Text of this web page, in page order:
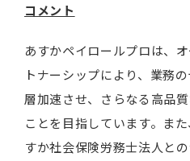
コメント
あすかペイロールプロは、
トナーシップにより、業務
層加速させ、さらなる高品
ことを目指しています。ま
すか社会保険労務士法人と